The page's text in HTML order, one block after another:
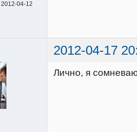
2012-04-12
2012-04-17
Лично, я